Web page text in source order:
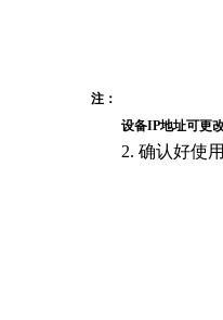
注：
设备IP地址可更
2. 确认好使